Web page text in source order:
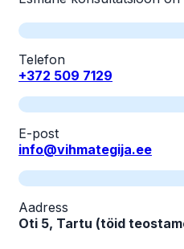
Telefon
+372 509 7129
E-post
info@vihmategija.ee
Aadress
Oti 5, Tartu (töid